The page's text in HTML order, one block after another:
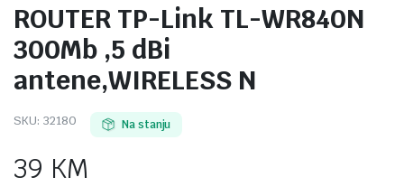
ROUTER TP-Link TL-WR840N
300Mb ,5 dBi
antene,WIRELESS N
SKU: 32180 Na stanju
39 KM